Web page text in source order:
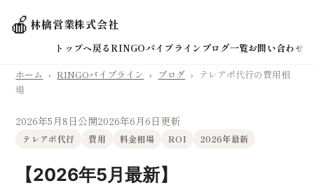
🍎林檎営業株式会社
トップへ戻るRINGOパイプライン ブログ一覧お問い合わせ
ホーム › RINGOパイプライン › ブログ › テレアポ代行の費用相
場
2026年5月8日公開2026年6月6日更新
テレアポ代行 費用 料金相場 ROI 2026年最新
【2026年5月最新】